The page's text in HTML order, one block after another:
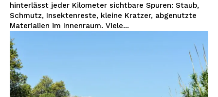
hinterlässt jeder Kilometer sichtbare Spuren: Staub,
Schmutz, Insektenreste, kleine Kratzer, abgenutzte
Materialien im Innenraum. Viele...